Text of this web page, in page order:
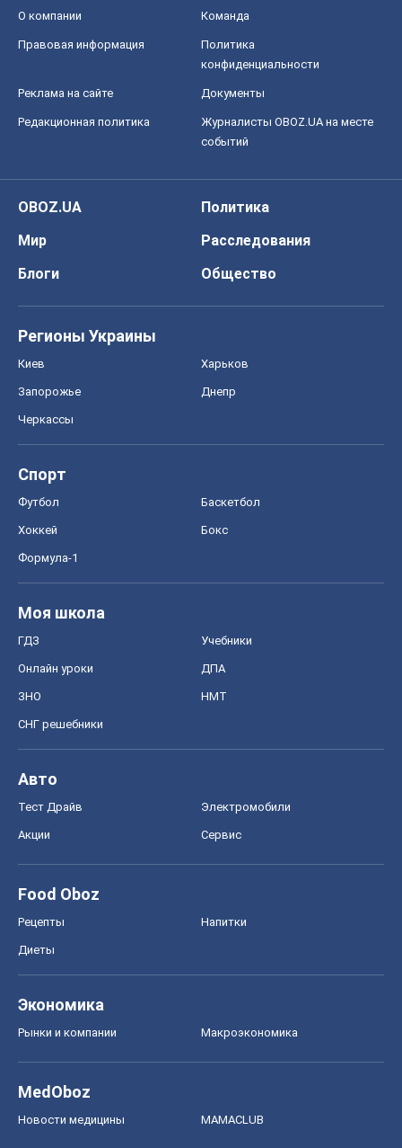
О компании Команда
Правовая информация
Политика
конфиденциальности
Реклама на сайте Документы
Редакционная политика
Журналисты OBOZ.UA на месте
событий
OBOZ.UA
Политика
Мир
Расследования
Блоги
Общество
Регионы Украины
Киев Харьков
Запорожье Днепр
Черкассы
Спорт
Футбол Баскетбол
Хоккей Бокс
Формула-1
Моя школа
ГДЗ Учебники
Онлайн уроки ДПА
ЗНО НМТ
СНГ решебники
Авто
Тест Драйв Электромобили
Акции Сервис
Food Oboz
Рецепты Напитки
Диеты
Экономика
Рынки и компании Mакроэкономика
MedOboz
Новости медицины MAMACLUB